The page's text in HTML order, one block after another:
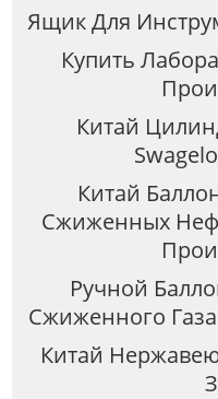
Ящик Для
Купить
Китай
Китай
Сжиженных
Ручной
Сжиженного
Китай